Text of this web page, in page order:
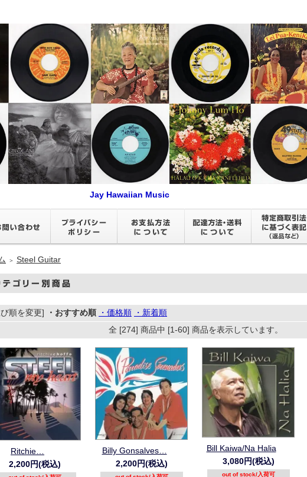
Jay Hawaiian Music
＞ Steel Guitar
順を変更] ・おすすめ順 ・価格順
・新着順
全 [274] 商品中 [1-60] 商品を表示しています。
Ritchie…
2,200円(税込)
Billy Gonsalves…
2,200円(税込)
Bill Kaiwa/Na Halia
3,080円(税込)
out of stock/入荷可